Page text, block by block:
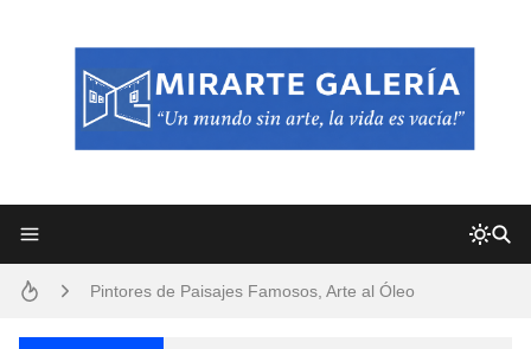
Pintores de Paisajes Famosos, Arte al Óleo